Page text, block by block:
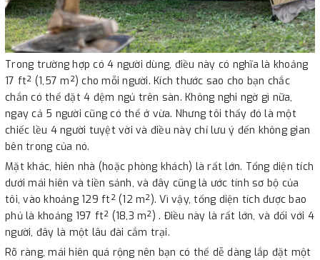
Trong trường hợp có 4 người dùng, điều này có nghĩa là khoảng
17 ft² (1,57 m²) cho mỗi người. Kích thước sao cho bạn chắc
chắn có thể đặt 4 đệm ngủ trên sàn. Không nghi ngờ gì nữa,
ngay cả 5 người cũng có thể ở vừa. Nhưng tôi thấy đó là một
chiếc lều 4 người tuyệt vời và điều này chỉ lưu ý đến không gian
bên trong của nó.
Mặt khác, hiên nhà (hoặc phòng khách) là rất lớn. Tổng diện tích
dưới mái hiên và tiền sảnh, và đây cũng là ước tính sơ bộ của
tôi, vào khoảng 129 ft² (12 m²). Vì vậy, tổng diện tích được bao
phủ là khoảng 197 ft² (18,3 m²) . Điều này là rất lớn, và đối với 4
người, đây là một lâu đài cắm trại.
Rõ ràng, mái hiên quá rộng nên bạn có thể dễ dàng lắp đặt một